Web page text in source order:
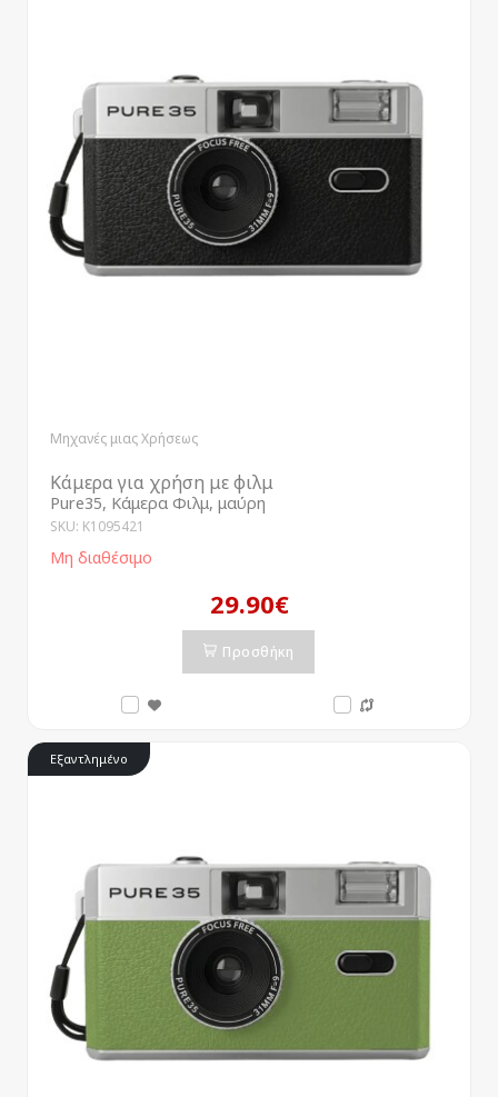
Μηχανές μιας Χρήσεως
Κάμερα για χρήση με φιλμ
Pure35, Κάμερα Φιλμ, μαύρη
SKU: K1095421
Μη διαθέσιμο
29.90€
Προσθήκη
Εξαντλημένο